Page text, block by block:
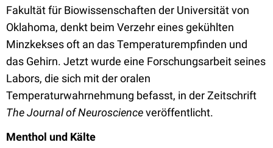
Fakultät für Biowissenschaften der Universität von
Oklahoma, denkt beim Verzehr eines gekühlten
Minzkekses oft an das Temperaturempfinden und
das Gehirn. Jetzt wurde eine Forschungsarbeit seines
Labors, die sich mit der oralen
Temperaturwahrnehmung befasst, in der Zeitschrift
The Journal of Neuroscienceveröffentlicht.
Menthol und Kälte